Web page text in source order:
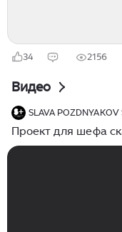
34 2156
Видео
SLAVA POZDNYAKOV
Проект для шефа